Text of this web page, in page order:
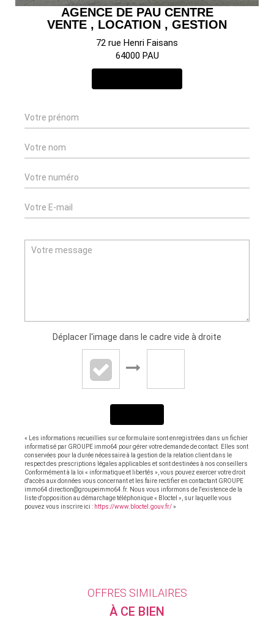
AGENCE DE PAU CENTRE
VENTE , LOCATION , GESTION
72 rue Henri Faisans
64000 PAU
Déplacer l'image dans le cadre vide à droite
« Les informations recueillies sur ce formulaire sont enregistrées dans un fichier
informatisé par GROUPE immo64 pour gérer votre demande de contact. Elles sont
conservées pour la durée nécessaire à la gestion de la relation client dans le
respect des prescriptions légales applicables et sont destinées à nos conseillers
Conformément à la loi « informatique et libertés », vous pouvez exercer votre droit
d'accès aux données vous concernant et les faire rectifier en contactant GROUPE
immo64 direction@groupeimmo64.fr. Nous vous informons de l'existence de la
liste d'opposition au démarchage téléphonique « Bloctel », sur laquelle vous
pouvez vous inscrire ici : https://www.bloctel.gouv.fr/»
OFFRES SIMILAIRES
À CE BIEN